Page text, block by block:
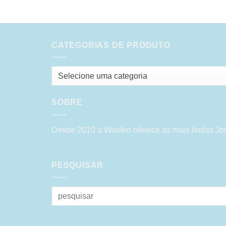
CATEGORIAS DE PRODUTO
Selecione uma categoria
SOBRE
Desde 2010 a Waufen oferece as mais lindas
PESQUISAR
Pesquisar
por: